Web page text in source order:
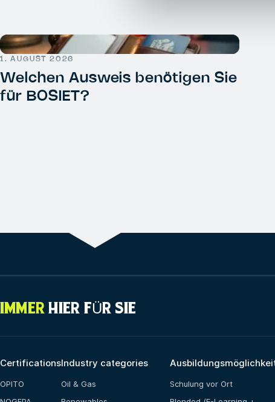
1. AUGUST 2026
Welchen Ausweis benötigen Sie
für BOSIET?
IMMER HIER FÜR SIE
Certifications
OPITO
Industry categories
Oil & Gas
Schulung vor Ort